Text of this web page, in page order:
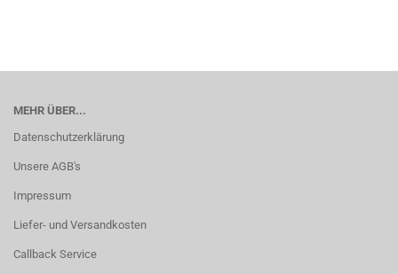
MEHR ÜBER...
Datenschutzerklärung
Unsere AGB's
Impressum
Liefer- und Versandkosten
Callback Service